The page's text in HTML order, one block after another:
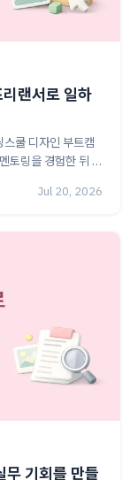
랜서로 일하
쿨 디자인 부트캠
토링을 경험한 뒤 웹
Jul 20, 2026
기회를 만들